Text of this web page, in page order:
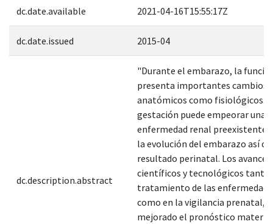
dc.date.available 2021-04-16T15:55:17Z
dc.date.issued 2015-04
dc.description.abstract
"Durante el embarazo, la
presenta importantes
anatómicos como fisiológicos.
gestación puede empeorar una
enfermedad renal preexistente
la evolución del embarazo así
resultado perinatal. Los avances
científicos y tecnológicos tanto
tratamiento de las
como en la vigilancia prenatal,
mejorado el pronóstico